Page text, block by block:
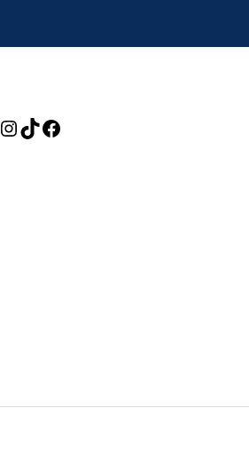
Instagram
TikTok
Facebook